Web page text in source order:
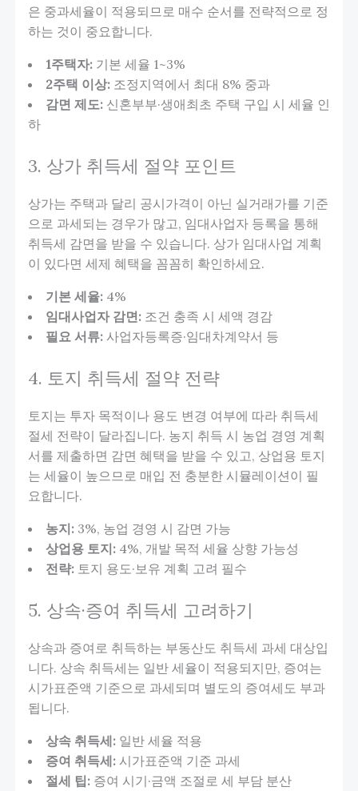
은 중과세율이 적용되므로 매수 순서를 전략적으로 정
하는 것이 중요합니다.
1주택자:기본 세율 1~3%
2주택 이상:조정지역에서 최대 8% 중과
감면 제도:신혼부부·생애최초 주택 구입 시 세율 인
하
3. 상가 취득세 절약 포인트
상가는 주택과 달리 공시가격이 아닌 실거래가를 기준
으로 과세되는 경우가 많고, 임대사업자 등록을 통해
취득세 감면을 받을 수 있습니다. 상가 임대사업 계획
이 있다면 세제 혜택을 꼼꼼히 확인하세요.
기본 세율:4%
임대사업자 감면:조건 충족 시 세액 경감
필요 서류:사업자등록증·임대차계약서 등
4. 토지 취득세 절약 전략
토지는 투자 목적이나 용도 변경 여부에 따라 취득세
절세 전략이 달라집니다. 농지 취득 시 농업 경영 계획
서를 제출하면 감면 혜택을 받을 수 있고, 상업용 토지
는 세율이 높으므로 매입 전 충분한 시뮬레이션이 필
요합니다.
농지:3%, 농업 경영 시 감면 가능
상업용 토지:4%, 개발 목적 세율 상향 가능성
전략:토지 용도·보유 계획 고려 필수
5. 상속·증여 취득세 고려하기
상속과 증여로 취득하는 부동산도 취득세 과세 대상입
니다. 상속 취득세는 일반 세율이 적용되지만, 증여는
시가표준액 기준으로 과세되며 별도의 증여세도 부과
됩니다.
상속 취득세:일반 세율 적용
증여 취득세:시가표준액 기준 과세
절세 팁:증여 시기·금액 조절로 세 부담 분산